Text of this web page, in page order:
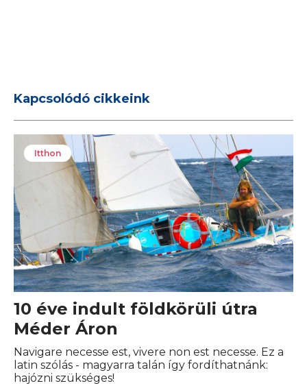
Kapcsolódó cikkeink
Itthon
10 éve indult földkörüli útra
Méder Áron
Navigare necesse est, vivere non est necesse. Ez a
latin szólás - magyarra talán így fordíthatnánk:
hajózni szükséges!